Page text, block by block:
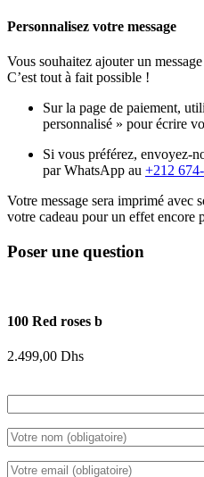
Personnalisez votre message
Vous souhaitez ajouter un
C’est tout à fait possible !
Sur la page de paiement,
personnalisé » pour écrire
Si vous préférez, envoyez-
par WhatsApp au +212
Votre message sera imprimé avec
votre cadeau pour un effet encore
Poser une question
100 Red roses b
2.499,00 Dhs